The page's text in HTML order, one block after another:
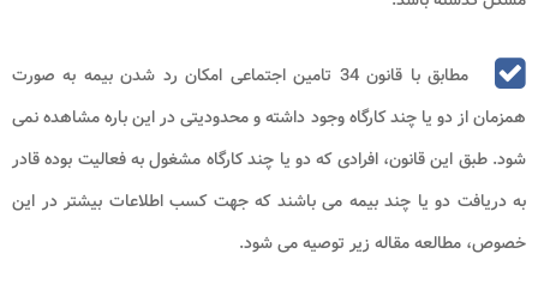
مطابق با قانون 34 تامین اجتماعی امکان رد شدن بیمه به صورت
همزمان از دو یا چند کارگاه وجود داشته و محدودیتی در این باره مشاهده نمی
شود. طبق این قانون، افرادی که دو یا چند کارگاه مشغول به فعالیت بوده قادر
به دریافت دو یا چند بیمه می باشند که جهت کسب اطلاعات بیشتر در این
خصوص، مطالعه مقاله زیر توصیه می شود.